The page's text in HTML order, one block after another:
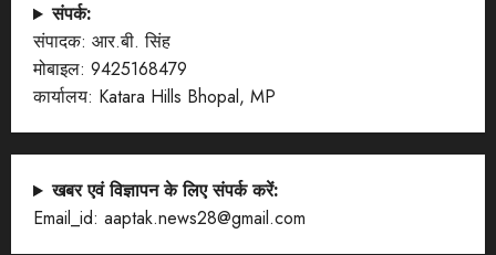
संपर्क:
संपादक: आर.बी. सिंह
मोबाइल: 9425168479
कार्यालय: Katara Hills Bhopal, MP
खबर एवं विज्ञापन के लिए संपर्क करें:
Email_id: aaptak.news28@gmail.com